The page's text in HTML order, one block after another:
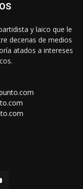
y laico que le
decenas de medios
atados a intereses